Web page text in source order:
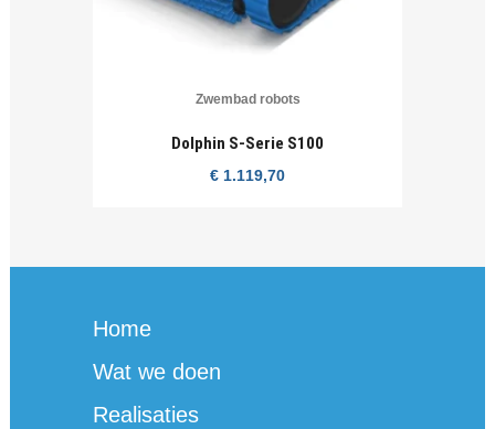
Zwembad robots
Dolphin S-Serie S100
€ 1.119,70
Home
Wat we doen
Realisaties